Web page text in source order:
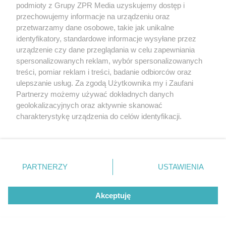
rozpowszechniany lub dalej rozpowszechniany w jakikolwiek sposób (w
tym także elektroniczny lub mechaniczny) na jakimkolwiek polu
eksploatacji w jakiejkolwiek formie, włącznie z umieszczaniem w
Internecie bez pisemnej zgody właściciela praw. Jakiekolwiek użycie lub
wykorzystanie utworów w całości lub w części z naruszeniem prawa,
tzn. bez właściwej zgody, jest zabronione pod groźbą kary i może być
ścigane prawnie.
podmioty z Grupy ZPR Media uzyskujemy dostęp i
przechowujemy informacje na urządzeniu oraz
przetwarzamy dane osobowe, takie jak unikalne
identyfikatory, standardowe informacje wysyłane przez
urządzenie czy dane przeglądania w celu zapewniania
spersonalizowanych reklam, wybór spersonalizowanych
treści, pomiar reklam i treści, badanie odbiorców oraz
ulepszanie usług. Za zgodą Użytkownika my i Zaufani
Partnerzy możemy używać dokładnych danych
geolokalizacyjnych oraz aktywnie skanować
charakterystykę urządzenia do celów identyfikacji.
zmienić/wycofać klikając przycisk ustawień prywatności
znajdujący się w lewym dolnym rogu strony
rodzaje przetwarzania danych nie wymagają zgody
użytkownika, ale masz prawo sprzeciwić się takiemu
przetwarzaniu. Preferencje będą miały zastosowanie tylko
PARTNERZY USTAWIENIA
Akceptuję